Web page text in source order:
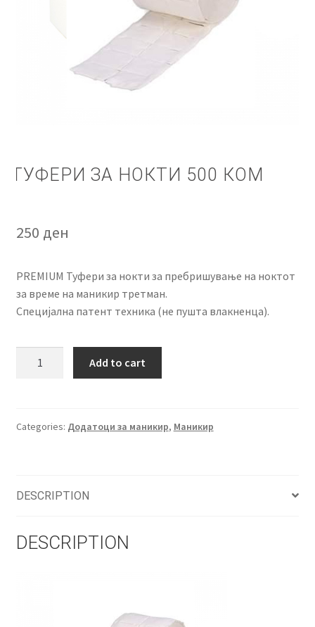
НАШИ БРЕНДОВИ ЗА КОЗМЕТИКА И ФРИЗЕРАЈ
КОРИСНИ СОВЕТИ
КОНТАКТ
ТУФЕРИ ЗА НОКТИ 500 КОМ
250 ден
PREMIUM Туфери за нокти за пребришување на ноктот
за време на маникир третман.
Специјална патент техника (не пушта влакненца).
ком
Add to cart
Categories: Додатоци за маникир, Маникир
DESCRIPTION
DESCRIPTION